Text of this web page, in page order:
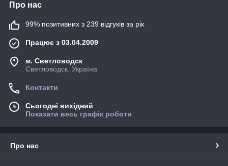
Про нас
99% позитивних з 239 відгуків за рік
Працює з 03.04.2009
м. Светловодск
Светловодск, Україна
Контакти
Сьогодні вихідний
Показати весь графік роботи
Про нас